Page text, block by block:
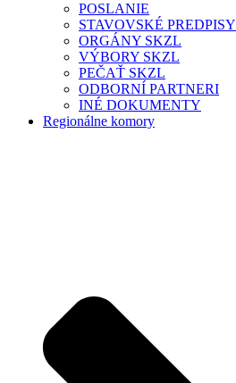
POSLANIE
STAVOVSKÉ PREDPISY
ORGÁNY SKZL
VÝBORY SKZL
PEČAŤ SKZL
ODBORNÍ PARTNERI
INÉ DOKUMENTY
Regionálne komory